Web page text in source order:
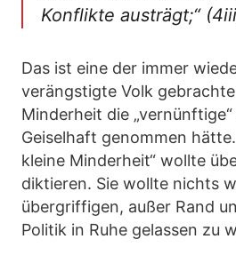
Konflikte austrägt;“
Das ist eine der immer
verängstigte Volk
Minderheit die
Geiselhaft genommen
kleine Minderheit“ wollte
diktieren. Sie wollte nichts
übergriffigen, außer Rand
Politik in Ruhe gelassen zu